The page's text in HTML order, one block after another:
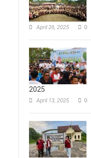
April 26, 2025 0
2025
April 13, 2025 0